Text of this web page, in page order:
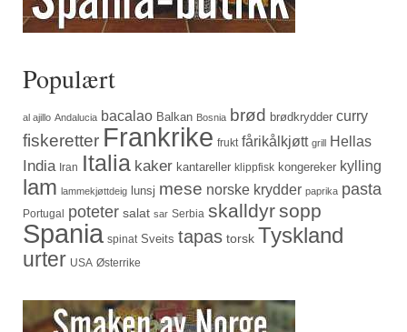
Populært
al ajillo Andalucia bacalao Balkan Bosnia brød brødkrydder curry
fiskeretter Frankrike frukt fårikålkjøtt grill Hellas
India Iran Italia kaker kantareller klippfisk kongereker kylling
lam lammekjøttdeig lunsj mese norske krydder paprika pasta
Portugal poteter salat sar Serbia skalldyrsopp
Spania spinat Sveits tapas torsk Tyskland
urter USA Østerrike